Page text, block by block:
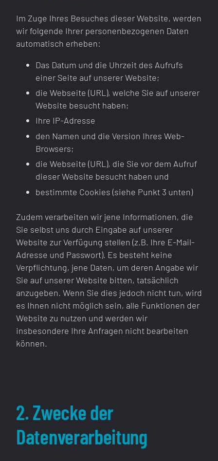
Im Zuge Ihres Besuches dieser Website, werden
wir folgende Ihrer personenbezogenen Daten
automatisch erheben:
Das Datum und die Uhrzeit des Aufrufs
einer Seite auf unserer Website;
die Webseite (URL), welche Sie auf unserer
Website besucht haben;
Ihre IP-Adresse
den Namen und die Version Ihres Web-
Browsers;
die Webseite (URL), die Sie vor dem Aufruf
dieser Website besucht haben und
bestimmte Cookies (siehe Punkt 3 unten)
Zudem verarbeiten wir jene Informationen, die
Sie selbst uns durch Eingabe auf unserer
Website zur Verfügung stellen (z.B. Ihre E-Mail-
Adresse und Passwort). Es besteht keine
Verpflichtung, jene Daten, um deren Angabe wir
Sie auf unserer Website bitten, tatsächlich
anzugeben. Wenn Sie dies jedoch nicht tun, wird
es Ihnen nicht möglich sein, alle Funktionen der
Website zu nutzen und werden wir
insbesondere Ihre Anfragen nicht bearbeiten
können.
2. Zwecke der
Datenverarbeitung